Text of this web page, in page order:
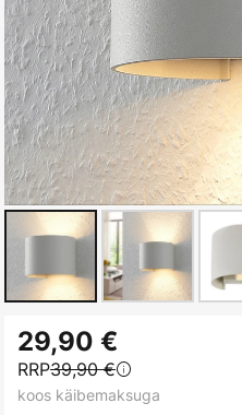
to
the
beginning
29,90 €
RRP39,90 €
koos käibemaksuga